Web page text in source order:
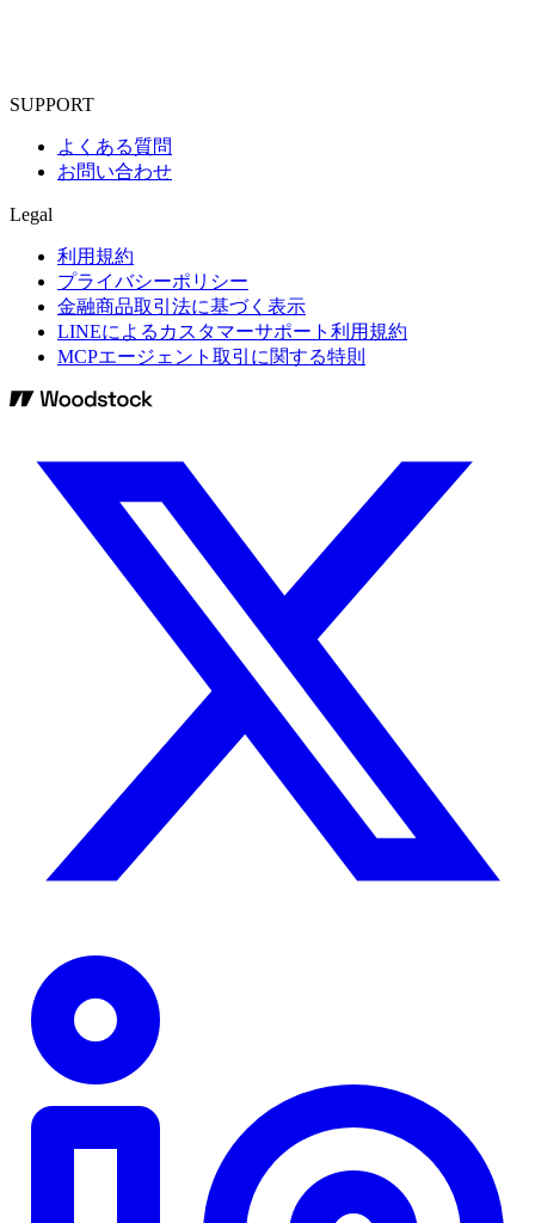
SUPPORT
よくある質問
お問い合わせ
Legal
利用規約
プライバシーポリシー
金融商品取引法に基づく表示
LINEによるカスタマーサポート利用規約
MCPエージェント取引に関する特則